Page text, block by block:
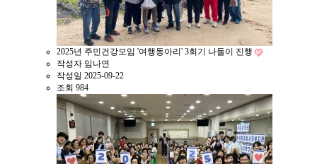
2025년 주민건강모임 '여행동아리' 3회기 나들이 진행
작성자 임나연
작성일 2025-09-22
조회 984